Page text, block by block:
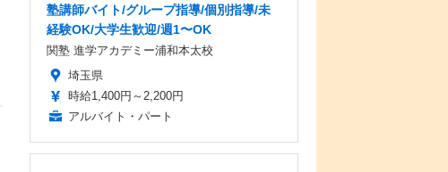
塾講師バイト/グループ指導/個別指導/未
経験OK/大学生歓迎/週1〜OK
関塾 進学アカデミー浦和本太校
埼玉県
時給1,400円～2,200円
アルバイト・パート